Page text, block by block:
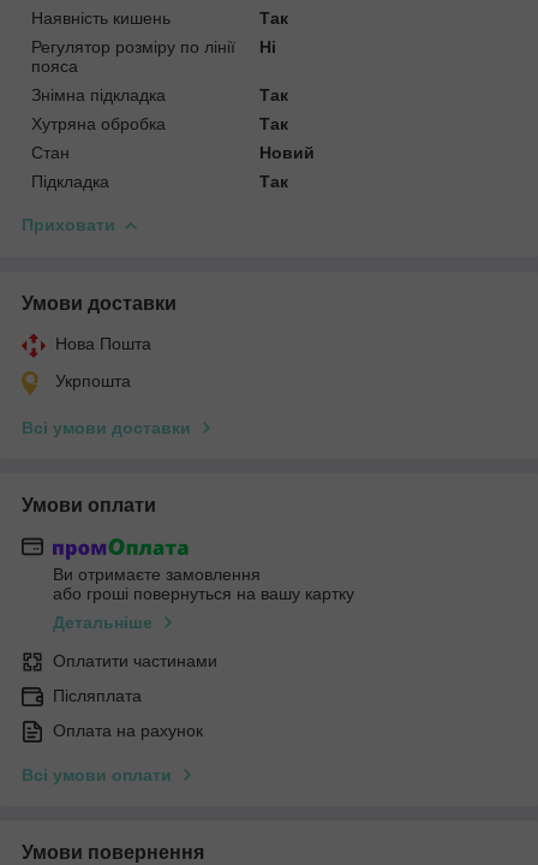
Наявність кишень
Так
Регулятор розміру по лінії
пояса
Ні
Знімна підкладка
Так
Хутряна обробка
Так
Стан
Новий
Підкладка
Так
Приховати
Умови доставки
Нова Пошта
Укрпошта
Всі умови доставки
Умови оплати
Ви отримаєте замовлення
або гроші повернуться на вашу картку
Детальніше
Оплатити частинами
Післяплата
Оплата на рахунок
Всі умови оплати
Умови повернення